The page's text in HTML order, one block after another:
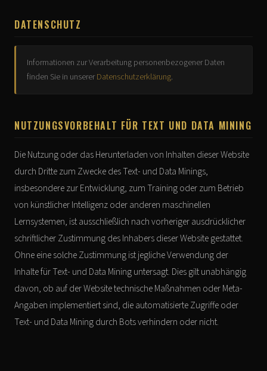
DATENSCHUTZ
Informationen zur Verarbeitung personenbezogener Daten
finden Sie in unsererDatenschutzerklärung.
NUTZUNGSVORBEHALT FÜR TEXT UND DATA MINING
Die Nutzung oder das Herunterladen von Inhalten dieser Website
durch Dritte zum Zwecke des Text- und Data Minings,
insbesondere zur Entwicklung, zum Training oder zum Betrieb
von künstlicher Intelligenz oder anderen maschinellen
Lernsystemen, ist ausschließlich nach vorheriger ausdrücklicher
schriftlicher Zustimmung des Inhabers dieser Website gestattet.
Ohne eine solche Zustimmung ist jegliche Verwendung der
Inhalte für Text- und Data Mining untersagt. Dies gilt unabhängig
davon, ob auf der Website technische Maßnahmen oder Meta-
Angaben implementiert sind, die automatisierte Zugriffe oder
Text- und Data Mining durch Bots verhindern oder nicht.